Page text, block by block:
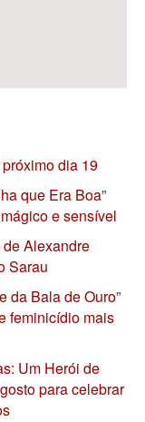
dia 19
que Era Boa”
e sensível
Alexandre
Sarau
da Bala de Ouro”
feminicídio mais
Um Herói de
para celebrar